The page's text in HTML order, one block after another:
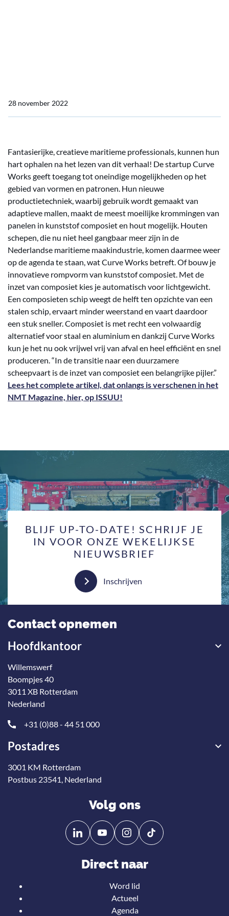
28 november 2022
Fantasierijke, creatieve maritieme professionals, kunnen hun
hart ophalen na het lezen van dit verhaal! De startup Curve
Works geeft toegang tot oneindige mogelijkheden op het
gebied van vormen en patronen. Hun nieuwe
productietechniek, waarbij gebruik wordt gemaakt van
adaptieve mallen, maakt de meest moeilijke krommingen van
panelen in kunststof composiet en hout mogelijk. Houten
schepen, die nu niet heel gangbaar meer zijn in de
Nederlandse maritieme maakindustrie, komen daarmee weer
op de agenda te staan, wat Curve Works betreft. Of bouw je
innovatieve rompvorm van kunststof composiet. Met de
inzet van composiet kies je automatisch voor lichtgewicht.
Een composieten schip weegt de helft ten opzichte van een
stalen schip, ervaart minder weerstand en vaart daardoor
een stuk sneller. Composiet is met recht een volwaardig
alternatief voor staal en aluminium en dankzij Curve Works
kun je het nu ook vrijwel vrij van afval en heel efficiënt en snel
produceren. “In de transitie naar een duurzamere
scheepvaart is de inzet van composiet een belangrijke pijler.”
Lees het complete artikel, dat onlangs is verschenen in het
NMT Magazine, hier, op ISSUU!
BLIJF UP-TO-DATE! SCHRIJF JE
IN VOOR ONZE WEKELIJKSE
NIEUWSBRIEF
Inschrijven
Contact opnemen
Hoofdkantoor
Willemswerf
Boompjes 40
3011 XB Rotterdam
Nederland
+31 (0)88 - 44 51 000
Postadres
3001 KM Rotterdam
Postbus 23541, Nederland
Volg ons
Volg
ons
Linkedin
Volg
ons
YouTube
Direct naar
Word lid
Actueel
Agenda